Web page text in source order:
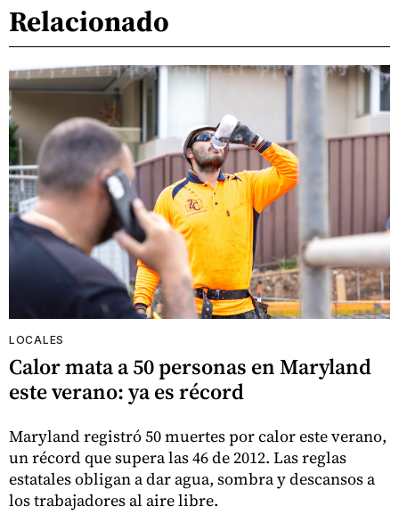
Relacionado
LOCALES
Calor mata a 50 personas en Maryland
este verano: ya es récord
Maryland registró 50 muertes por calor este verano,
un récord que supera las 46 de 2012. Las reglas
estatales obligan a dar agua, sombra y descansos a
los trabajadores al aire libre.